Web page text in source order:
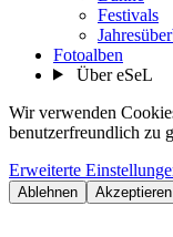
Festivals
Fotoalben
Über eSeL
Wir verwenden
benutzerfreundlich zu
Erweiterte
Ablehnen Akzeptieren